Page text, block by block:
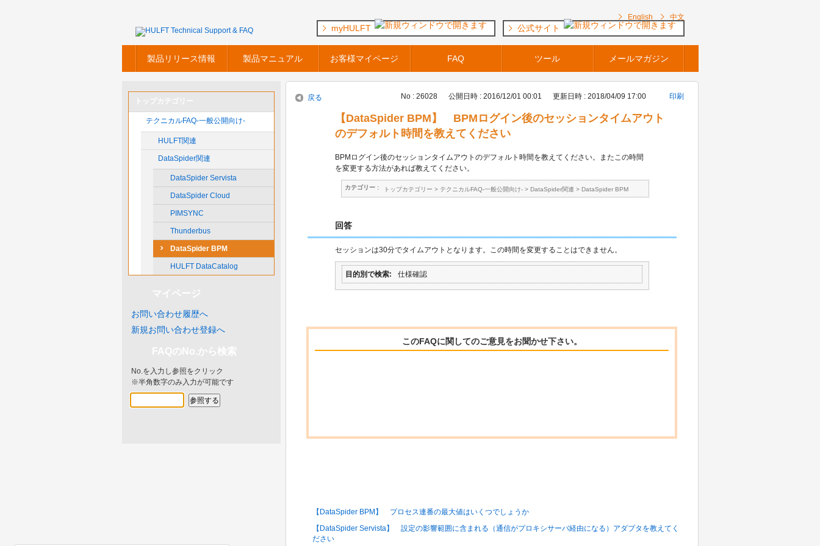
English 中文
製品リリース情報 製品マニュアル お客様マイページ FAQ ツール メールマガジン
myHULFT 公式サイト
テクニカルFAQ-一般公開向け-
HULFT関連
DataSpider関連
DataSpider Servista
DataSpider Cloud
PIMSYNC
Thunderbus
DataSpider BPM
HULFT DataCatalog
お問い合わせ履歴へ
新規お問い合わせ登録へ
No.を入力し参照をクリック
※半角数字のみ入力が可能です
戻る No : 26028 公開日時 : 2016/12/01 00:01 更新日時 : 2018/04/09 17:00 印刷
【DataSpider BPM】 BPMログイン後のセッションタイムアウト
のデフォルト時間を教えてください
BPMログイン後のセッションタイムアウトのデフォルト時間を教えてください。またこの時間
を変更する方法があれば教えてください。
カテゴリー : トップカテゴリー > テクニカルFAQ-一般公開向け-> DataSpider関連 > DataSpider BPM
回答
セッションは30分でタイムアウトとなります。この時間を変更することはできません。
目的別で検索 仕様確認
このFAQに関してのご意見をお聞かせ下さい。
【DataSpider BPM】 プロセス連番の最大値はいくつでしょうか
【DataSpider Servista】 設定の影響範囲に含まれる（通信がプロキシサーバ経由になる）アダプタを教えてく
ださい